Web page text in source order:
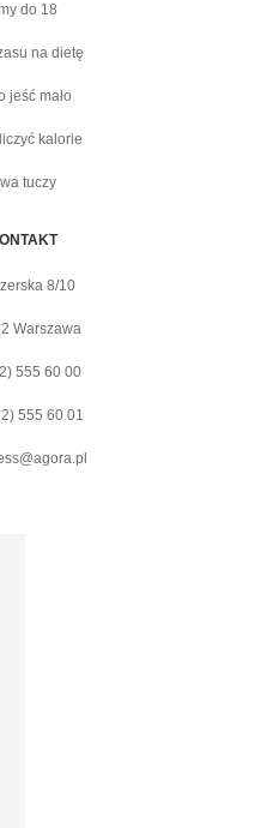
do 18
na dietę
jeść mało
kalorie
tuczy
8/10
Warszawa
555 60 00
555 60 01